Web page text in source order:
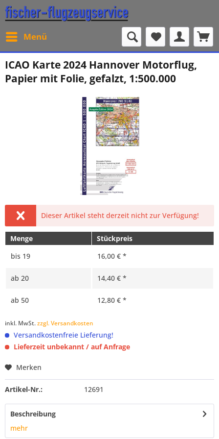
Menü
ICAO Karte 2024 Hannover Motorflug,
Papier mit Folie, gefalzt, 1:500.000
Dieser Artikel steht derzeit nicht zur Verfügung!
Menge
Stückpreis
bis 19 16,00 € *
ab 20 14,40 € *
ab 50 12,80 € *
inkl. MwSt.zzgl. Versandkosten
Versandkostenfreie Lieferung!
Lieferzeit unbekannt / auf Anfrage
Merken
Artikel-Nr.: 12691
Beschreibung
mehr